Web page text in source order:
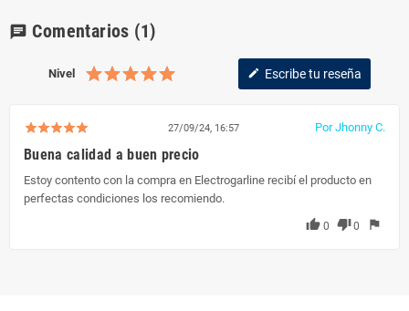
chat Comentarios (1)
Nivel edit Escribe tu reseña
27/09/24, 16:57 Por Jhonny C.
Buena calidad a buen precio
Estoy contento con la compra en Electrogarline recibí el producto en
perfectas condiciones los recomiendo.
thumb_up 0 thumb_down0 flag